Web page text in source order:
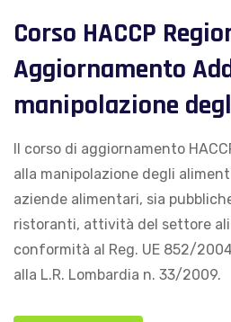
Corso HACCP
Aggiornamento
manipolazione
Il corso di aggiornamento
alla manipolazione degli
aziende alimentari, sia
ristoranti, attività del settore
conformità al Reg. UE 852/
alla L.R. Lombardia n. 33/2009.